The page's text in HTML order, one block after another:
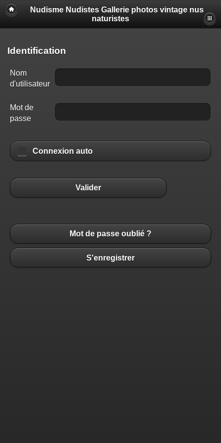
Nudisme Nudistes Gallerie photos vintage nus
naturistes
Identification
Nom
d'utilisateur
Mot de
passe
Connexion auto
Valider
Mot de passe oublié ?
S'enregistrer